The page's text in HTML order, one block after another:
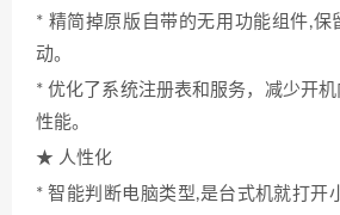
* 精简掉原版自带的无用功能组件,保
动。
* 优化了系统注册表和服务，减少开
性能。
★ 人性化
* 智能判断电脑类型,是台式机就打开